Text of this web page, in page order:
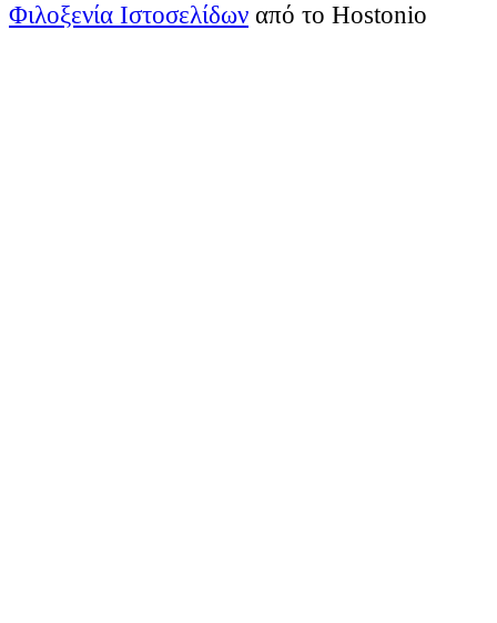
Φιλοξενία Ιστοσελίδων από το Hostonio